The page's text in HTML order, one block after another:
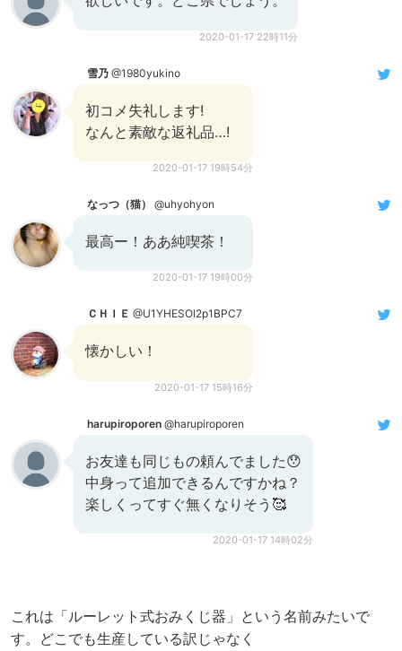
2020-01-17 22時11分
雪乃 @1980yukino
初コメ失礼します!
なんと素敵な返礼品…!
2020-01-17 19時54分
なっつ（猫） @uhyohyon
最高ー！ああ純喫茶！
2020-01-17 19時00分
ＣＨＩＥ @U1YHESOl2p1BPC7
懐かしい！
2020-01-17 15時16分
harupiroporen @harupiroporen
お友達も同じもの頼んでました😯
中身って追加できるんですかね？
楽しくってすぐ無くなりそう🥰
2020-01-17 14時02分
これは「ルーレット式おみくじ器」という名前みたいで
す。どこでも生産している訳じゃなく